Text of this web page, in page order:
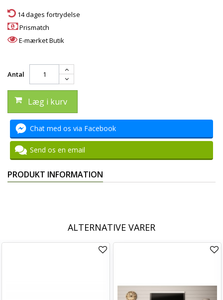
14 dages fortrydelse
Prismatch
E-mærket Butik
Antal
Læg i kurv
Chat med os via Facebook
Send os en email
PRODUKT INFORMATION
ALTERNATIVE VARER